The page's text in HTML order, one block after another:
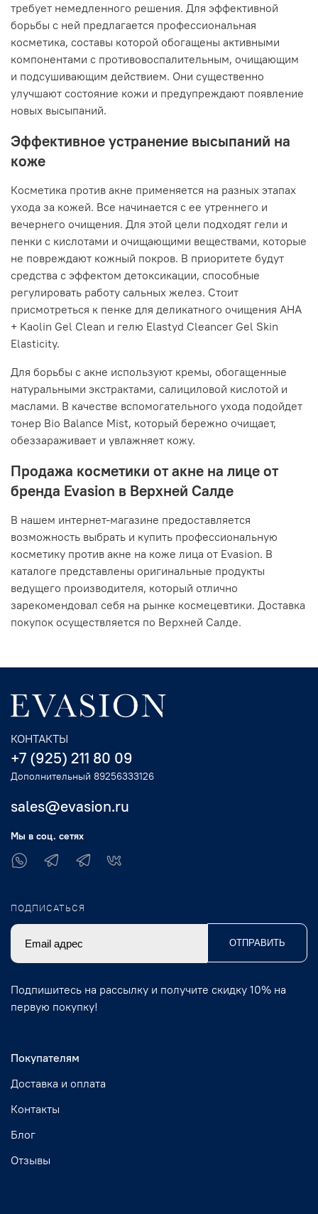
требует немедленного решения. Для эффективной
борьбы с ней предлагается профессиональная
косметика, составы которой обогащены активными
компонентами с противовоспалительным, очищающим
и подсушивающим действием. Они существенно
улучшают состояние кожи и предупреждают появление
новых высыпаний.
Эффективное устранение высыпаний на
коже
Косметика против акне применяется на разных этапах
ухода за кожей. Все начинается с ее утреннего и
вечернего очищения. Для этой цели подходят гели и
пенки с кислотами и очищающими веществами, которые
не повреждают кожный покров. В приоритете будут
средства с эффектом детоксикации, способные
регулировать работу сальных желез. Стоит
присмотреться к пенке для деликатного очищения AHA
+ Kaolin Gel Clean и гелю Elastyd Cleancer Gel Skin
Elasticity.
Для борьбы с акне используют кремы, обогащенные
натуральными экстрактами, салициловой кислотой и
маслами. В качестве вспомогательного ухода подойдет
тонер Bio Balance Mist, который бережно очищает,
обеззараживает и увлажняет кожу.
Продажа косметики от акне на лице от
бренда Evasion в Верхней Салде
В нашем интернет-магазине предоставляется
возможность выбрать и купить профессиональную
косметику против акне на коже лица от Evasion. В
каталоге представлены оригинальные продукты
ведущего производителя, который отлично
зарекомендовал себя на рынке космецевтики. Доставка
покупок осуществляется по Верхней Салде.
Покупателям
Доставка и оплата
Контакты
Блог
Отзывы
КОНТАКТЫ
+7 (925) 211 80 09
Дополнительный 89256333126
sales@evasion.ru
Мы в соц. сетях
ПОДПИСАТЬСЯ
ОТПРАВИТЬ
Подпишитесь на рассылку и получите скидку 10% на
первую покупку!